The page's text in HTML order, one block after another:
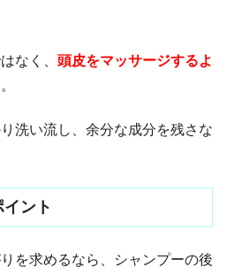
なく、 頭皮をマッサージするよ
洗い流し、余分な成分を残さな
ント
を求めるなら、シャンプーの後